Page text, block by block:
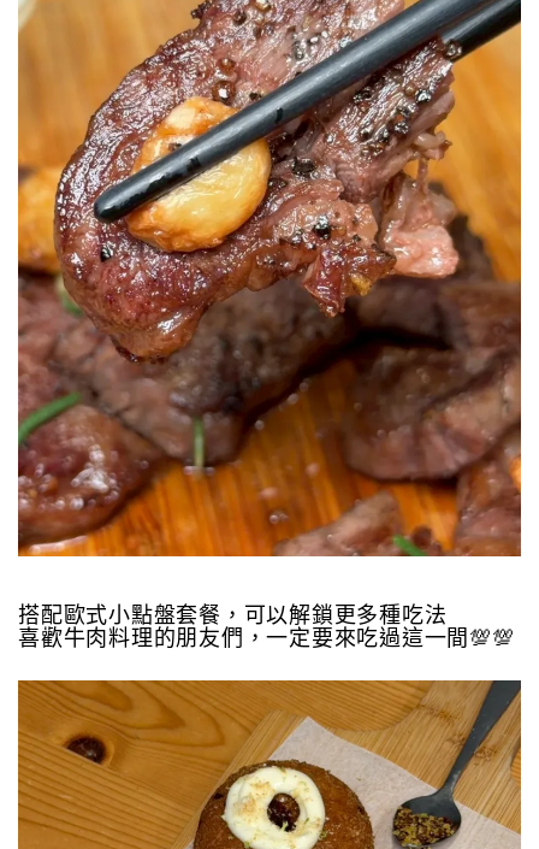
搭配歐式小點盤套餐，可以解鎖更多種吃法
喜歡牛肉料理的朋友們，一定要來吃過這一間💯💯